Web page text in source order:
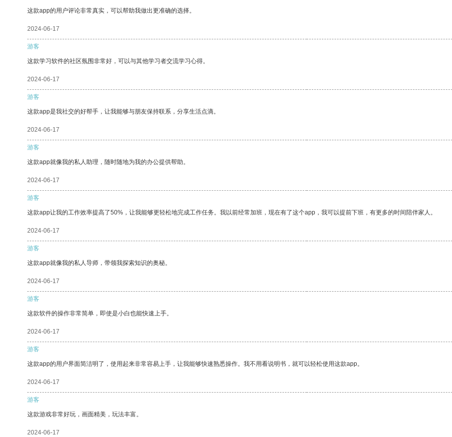
这款app的用户评论非常真实，可以帮助我做出更准确的选择。
2024-06-17
游客
这款学习软件的社区氛围非常好，可以与其他学习者交流学习心得。
2024-06-17
游客
这款app是我社交的好帮手，让我能够与朋友保持联系，分享生活点滴。
2024-06-17
游客
这款app就像我的私人助理，随时随地为我的办公提供帮助。
2024-06-17
游客
这款app让我的工作效率提高了50%，让我能够更轻松地完成工作任务。我以前经常加班，现在有了这个app，我可以提前下班，有更多的时间陪伴家人。
2024-06-17
游客
这款app就像我的私人导师，带领我探索知识的奥秘。
2024-06-17
游客
这款软件的操作非常简单，即使是小白也能快速上手。
2024-06-17
游客
这款app的用户界面简洁明了，使用起来非常容易上手，让我能够快速熟悉操作。我不用看说明书，就可以轻松使用这款app。
2024-06-17
游客
这款游戏非常好玩，画面精美，玩法丰富。
2024-06-17